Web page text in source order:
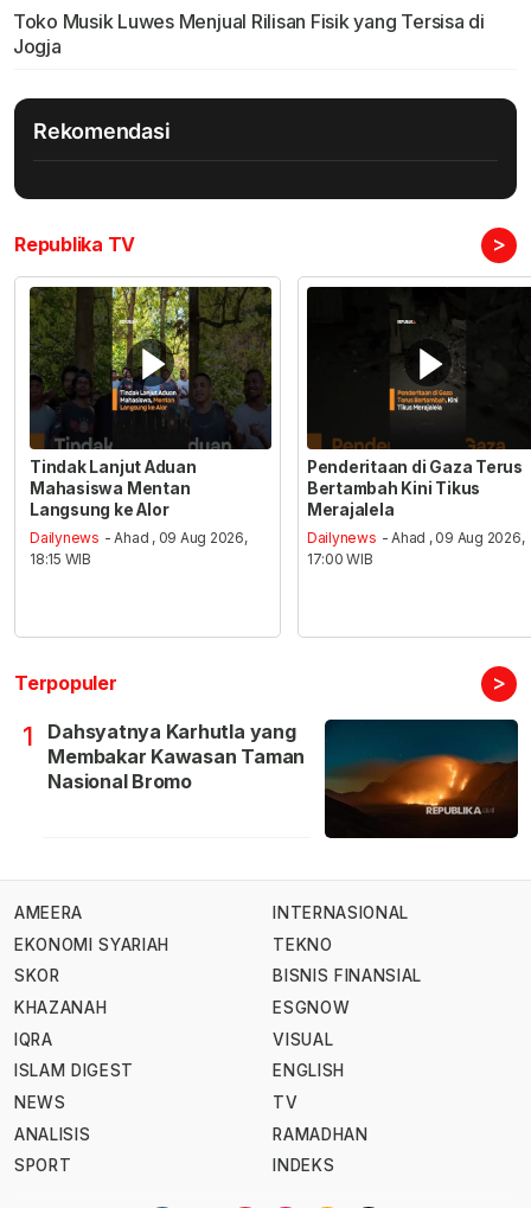
Toko Musik Luwes Menjual Rilisan Fisik yang Tersisa di
Jogja
Rekomendasi
Republika TV >
Tindak Lanjut Aduan
Mahasiswa Mentan
Langsung ke Alor
Dailynews - Ahad , 09 Aug 2026,
18:15 WIB
Penderitaan di Gaza Terus
Bertambah Kini Tikus
Merajalela
Dailynews - Ahad , 09 Aug 2026,
17:00 WIB
Terpopuler >
1
Dahsyatnya Karhutla yang
Membakar Kawasan Taman
Nasional Bromo
AMEERA
EKONOMI SYARIAH
SKOR
KHAZANAH
IQRA
ISLAM DIGEST
NEWS
ANALISIS
SPORT
INTERNASIONAL
TEKNO
BISNIS FINANSIAL
ESGNOW
VISUAL
ENGLISH
TV
RAMADHAN
INDEKS